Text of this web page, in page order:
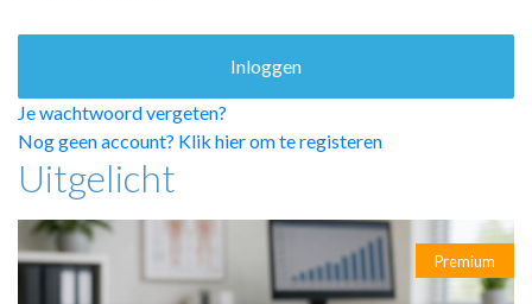
PRAKTIJKZAKEN
TARIEVEN
VPHUISARTSEN
MEDISCHE VAKHANDEL
INLOGGEN
REGISTRATIE
Je wachtwoord vergeten?
Nog geen account? Klik hier om te registeren
Uitgelicht
Premium